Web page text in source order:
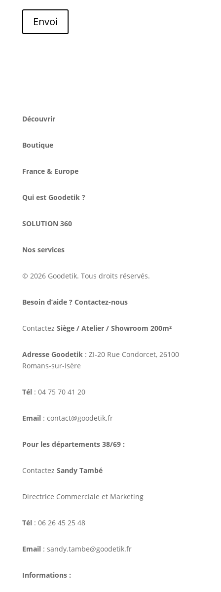
Envoi
Découvrir
Boutique
France & Europe
Qui est Goodetik ?
SOLUTION 360
Nos services
© 2026 Goodetik. Tous droits réservés.
Besoin d’aide ? Contactez-nous
Contactez Siège / Atelier / Showroom 200m²
Adresse Goodetik: ZI-20 Rue Condorcet, 26100
Romans-sur-Isère
Tél: 04 75 70 41 20
Email: contact@goodetik.fr
Pour les départements 38/69 :
Contactez Sandy També
Directrice Commerciale et Marketing
Tél: 06 26 45 25 48
Email: sandy.tambe@goodetik.fr
Informations :